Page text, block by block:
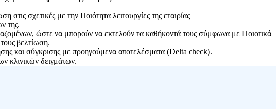
σχετικές με την Ποιότητα λειτουργίες της εταιρίας
της.
ώστε να μπορούν να εκτελούν τα καθήκοντά τους σύμφωνα με Ποιοτικά
βελτίωση.
και σύγκρισης με προηγούμενα αποτελέσματα (Delta check).
κλινικών δειγμάτων.